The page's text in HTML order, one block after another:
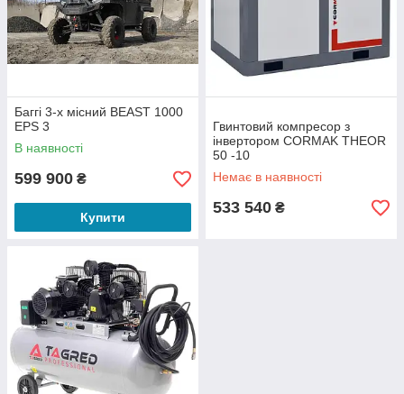
Баггі 3-х місний BEAST 1000
EPS 3
В наявності
599 900 ₴
Купити
Гвинтовий компресор з
інвертором CORMAK THEOR
50 -10
Немає в наявності
533 540 ₴